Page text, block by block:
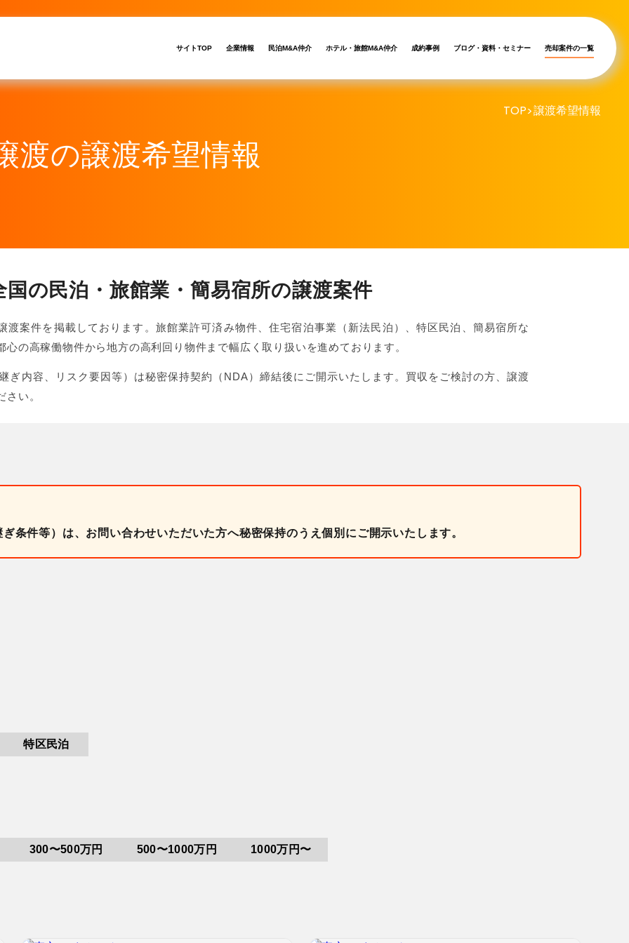
サイトTOP 企業情報 民泊M&A仲介 ホテル・旅館M&A仲介 成約事例 ブログ・資料・セミナー 売却案件の一覧
TOP>譲渡希望情報
渡の譲渡希望情報
の民泊・旅館業・簡易宿所の譲渡案件
案件を掲載しております。旅館業許可済み物件、住宅宿泊事業（新法民泊）、特区民泊、簡易宿所な
の高稼働物件から地方の高利回り物件まで幅広く取り扱いを進めております。
ぎ内容、リスク要因等）は秘密保持契約（NDA）締結後にご開示いたします。買収をご検討の方、譲渡
い。
条件等）は、お問い合わせいただいた方へ秘密保持のうえ個別にご開示いたします。
特区民泊
300〜500万円 500〜1000万円 1000万円〜